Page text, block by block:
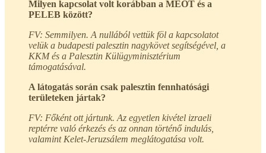
Milyen kapcsolat volt korábban a MEÖT és a
PELEB között?
FV: Semmilyen. A nullából vettük föl a kapcsolatot
velük a budapesti palesztin nagykövet segítségével, a
KKM és a Palesztin Külügyminisztérium
támogatásával.
A látogatás során csak palesztin fennhatósági
területeken jártak?
FV: Főként ott jártunk. Az egyetlen kivétel izraeli
reptérre való érkezés és az onnan történő indulás,
valamint Kelet-Jeruzsálem meglátogatása volt.